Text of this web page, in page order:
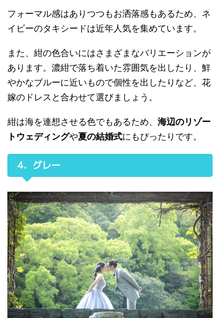
フォーマル感はありつつもお洒落感もあるため、ネ
イビーのタキシードは近年人気を集めています。
また、紺の色合いにはさまざまなバリエーションが
あります。濃紺で落ち着いた雰囲気を出したり、鮮
やかなブルーに近いもので個性を出したりなど、花
嫁のドレスと合わせて選びましょう。
紺は海を連想させる色でもあるため、 海辺のリゾー
トウェディングや夏の結婚式にもぴったりです。
4．グレー